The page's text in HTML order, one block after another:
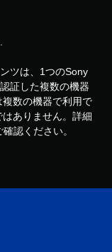
ツは、1つのSony
証した複数の機器
数の機器で利用で
ありません。詳細
認ください。